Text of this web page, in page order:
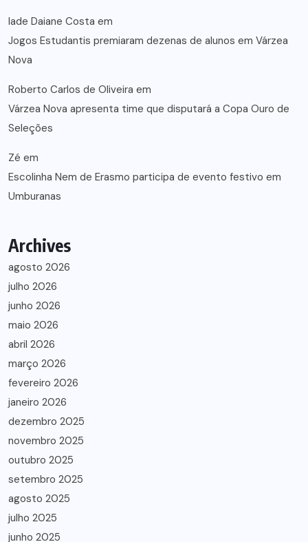
lade Daiane Costa em
Jogos Estudantis premiaram dezenas de alunos em Várzea
Nova
Roberto Carlos de Oliveira em
Várzea Nova apresenta time que disputará a Copa Ouro de
Seleções
Zé em
Escolinha Nem de Erasmo participa de evento festivo em
Umburanas
Archives
agosto 2026
julho 2026
junho 2026
maio 2026
abril 2026
março 2026
fevereiro 2026
janeiro 2026
dezembro 2025
novembro 2025
outubro 2025
setembro 2025
agosto 2025
julho 2025
junho 2025